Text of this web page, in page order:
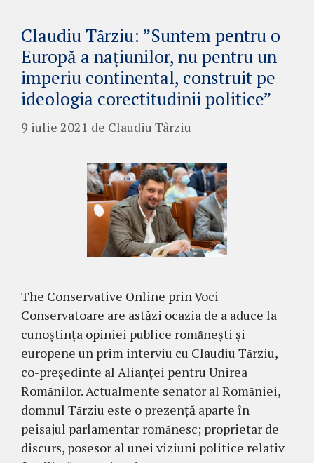
Claudiu Tȃrziu: ”Suntem pentru o
Europă a națiunilor, nu pentru un
imperiu continental, construit pe
ideologia corectitudinii politice”
9 iulie 2021 de Claudiu Târziu
The Conservative Online prin Voci
Conservatoare are astăzi ocazia de a aduce la
cunoştinţa opiniei publice romȃneşti şi
europene un prim interviu cu Claudiu Tȃrziu,
co-preşedinte al Alianţei pentru Unirea
Romȃnilor. Actualmente senator al Romȃniei,
domnul Tȃrziu este o prezenţă aparte în
peisajul parlamentar romȃnesc; proprietar de
discurs, posesor al unei viziuni politice relativ